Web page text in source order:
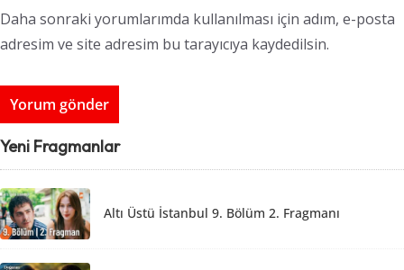
Daha sonraki yorumlarımda kullanılması için adım, e-posta
adresim ve site adresim bu tarayıcıya kaydedilsin.
Yeni Fragmanlar
Altı Üstü İstanbul 9. Bölüm 2. Fragmanı